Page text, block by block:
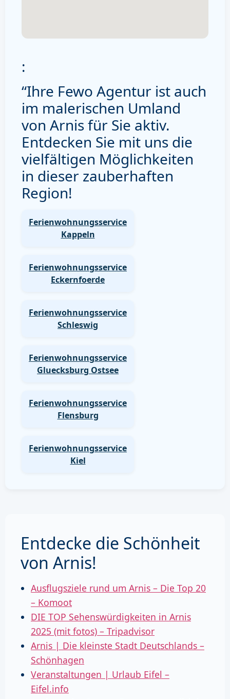
:
“Ihre Fewo Agentur ist auch
im malerischen Umland
von Arnis für Sie aktiv.
Entdecken Sie mit uns die
vielfältigen Möglichkeiten
in dieser zauberhaften
Region!
Ferienwohnungsservice
Kappeln
Ferienwohnungsservice
Eckernfoerde
Ferienwohnungsservice
Schleswig
Ferienwohnungsservice
Gluecksburg Ostsee
Ferienwohnungsservice
Flensburg
Ferienwohnungsservice
Kiel
Entdecke die Schönheit
von Arnis!
Ausflugsziele rund um Arnis – Die Top 20
– Komoot
DIE TOP Sehenswürdigkeiten in Arnis
2025 (mit fotos) – Tripadvisor
Arnis | Die kleinste Stadt Deutschlands –
Schönhagen
Veranstaltungen | Urlaub Eifel –
Eifel.info